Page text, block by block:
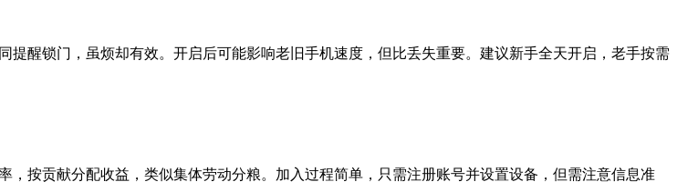
醒锁门，虽烦却有效。开启后可能影响老旧手机速度，但比丢失重要。建议新手全天开启，老手按需
，按贡献分配收益，类似集体劳动分粮。加入过程简单，只需注册账号并设置设备，但需注意信息准